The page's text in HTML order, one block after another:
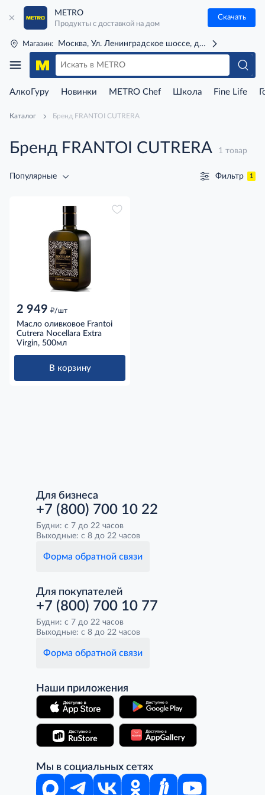
METRO
Продукты с доставкой на дом
Скачать
Магазин: Москва, Ул. Ленинградское шоссе, д. 71Г (м. Речной
АлкоГуру Новинки METRO Chef Школа Fine Life
Каталог Бренд FRANTOI CUTRERA
Бренд FRANTOI CUTRERA 1 товар
Популярные Фильтр 1
2 949 д/шт
Масло оливковое Frantoi
Cutrera Nocellara Extra
Virgin, 500мл
В корзину
Для бизнеса
+7 (800) 700 10 22
Будни: с 7 до 22 часов
Выходные: с 8 до 22 часов
Форма обратной связи
Для покупателей
+7 (800) 700 10 77
Будни: с 7 до 22 часов
Выходные: с 8 до 22 часов
Форма обратной связи
Наши приложения
Мы в социальных сетях